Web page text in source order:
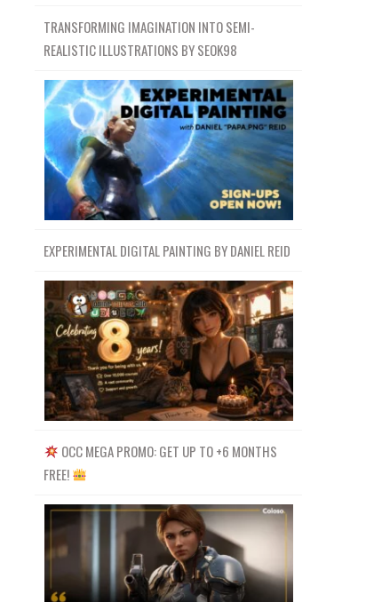
TRANSFORMING IMAGINATION INTO SEMI-
REALISTIC ILLUSTRATIONS BY SEOK98
EXPERIMENTAL DIGITAL PAINTING BY DANIEL REID
OCC MEGA PROMO: GET UP TO +6 MONTHS
FREE!